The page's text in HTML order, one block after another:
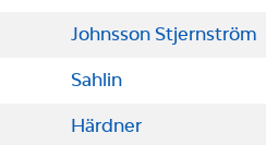
Johnsson Stjernström
Sahlin
Härdner